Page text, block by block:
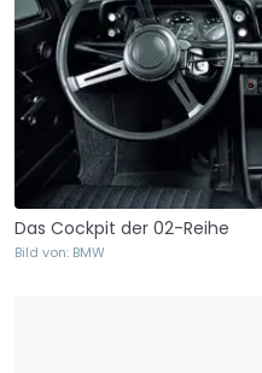
Das Cockpit der 02-Reihe
Bild von: BMW